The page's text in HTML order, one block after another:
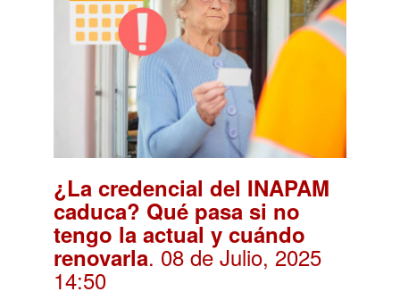
¿La credencial del INAPAM
caduca? Qué pasa si no
tengo la actual y cuándo
renovarla. 08 de Julio, 2025
14:50